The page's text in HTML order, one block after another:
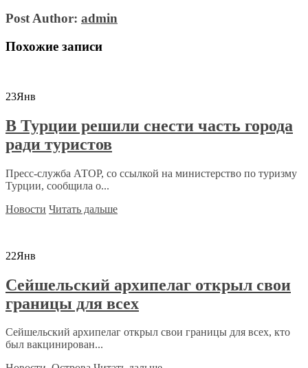
Post Author: admin
Похожие записи
23Янв
В Турции решили снести часть города
ради туристов
Пресс-служба АТОР, со ссылкой на министерство по туризму
Турции, сообщила о...
Новости Читать дальше
22Янв
Сейшельский архипелаг открыл свои
границы для всех
Сейшельский архипелаг открыл свои границы для всех, кто
был вакцинирован...